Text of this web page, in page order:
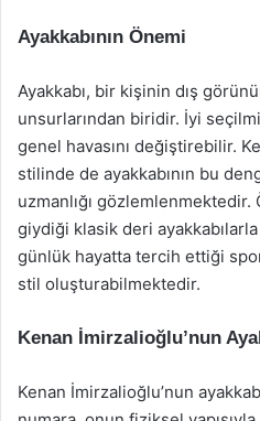
Ayakkabının Önemi
Ayakkabı, bir kişinin dış
unsurlarından biridir. İyi
genel havasını değiştirebilir.
stilinde de ayakkabının bu
uzmanlığı
giydiği klasik deri
günlük hayatta tercih ettiği
stil oluşturabilmektedir.
Kenan İmirzalioğlu’nun
Kenan İmirzalioğlu’nun